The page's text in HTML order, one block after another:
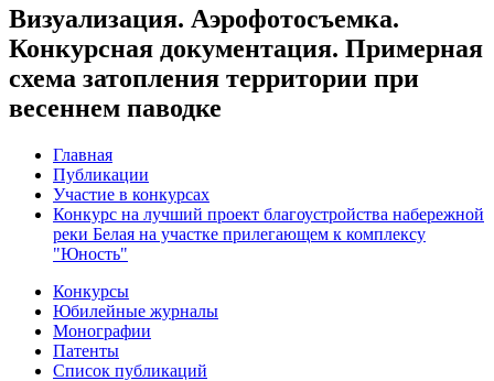
Визуализация. Аэрофотосъемка.
Конкурсная документация. Примерная
схема затопления территории при
весеннем паводке
Главная
Публикации
Участие в конкурсах
Конкурс на лучший проект благоустройства набережной
реки Белая на участке прилегающем к комплексу
"Юность"
Конкурсы
Юбилейные журналы
Монографии
Патенты
Список публикаций